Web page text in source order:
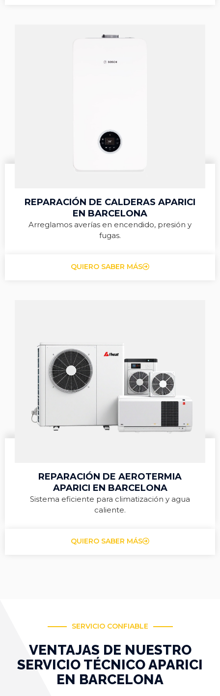
REPARACIÓN DE CALDERAS APARICI
EN BARCELONA
Arreglamos averías en encendido, presión y
fugas.
QUIERO SABER MÁS
REPARACIÓN DE AEROTERMIA
APARICI EN BARCELONA
Sistema eficiente para climatización y agua
caliente.
QUIERO SABER MÁS
SERVICIO CONFIABLE
VENTAJAS DE NUESTRO
SERVICIO TÉCNICO APARICI
EN BARCELONA